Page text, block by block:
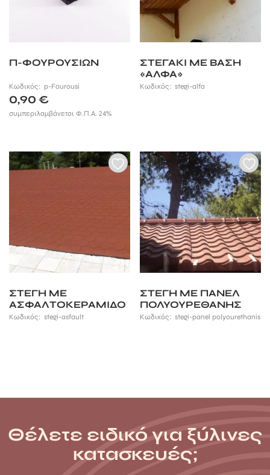
Π-ΦΟΥΡΟΥΣΙΩΝ
Κωδικός: p-Fourousi
0,90 €
συμπεριλαμβάνεται Φ.Π.Α. 24%
ΣΤΕΓΑΚΙ ΜΕ ΒΑΣΗ
«ΑΛΦΑ»
Κωδικός:stegi-alfa
ΣΤΕΓΗ ΜΕ
ΑΣΦΑΛΤΟΚΕΡΑΜIΔΟ
Κωδικός: stegi-asfault
ΣΤΕΓΗ ΜΕ ΠΑΝΕΛ
ΠΟΛΥΟΥΡΕΘΑΝΗΣ
Κωδικός:stegi-panel polyourethanis
Θέλετε ειδικό για ξύλινες
κατασκευές;